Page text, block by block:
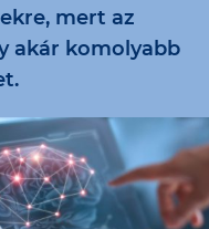
mert az
akár komolyabb